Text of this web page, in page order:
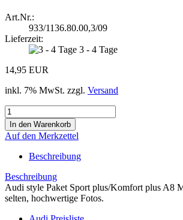
Art.Nr.:
933/1136.80.00,3/09
Lieferzeit:
3 - 4 Tage
14,95 EUR
inkl. 7% MwSt. zzgl. Versand
Auf den Merkzettel
Beschreibung
Beschreibung
Audi style Paket Sport plus/Komfort plus A8
selten, hochwertige Fotos.